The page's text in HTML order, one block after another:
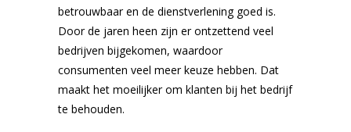
betrouwbaar en de dienstverlening goed is.
Door de jaren heen zijn er ontzettend veel
bedrijven bijgekomen, waardoor
consumenten veel meer keuze hebben. Dat
maakt het moeilijker om klanten bij het bedrijf
te behouden.